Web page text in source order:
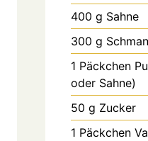
400 g Sahne
300 g
1 Päckchen
oder Sahne)
50 g Zucker
1 Päckchen